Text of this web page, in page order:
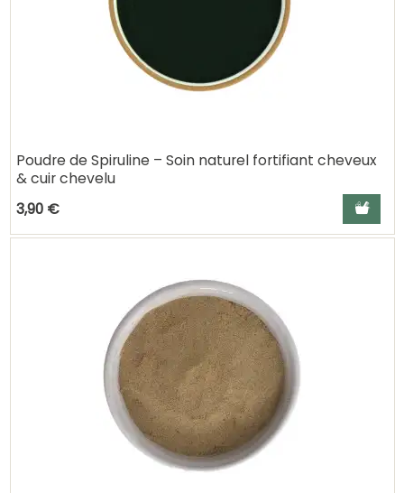
Poudre de Spiruline – Soin naturel fortifiant cheveux
& cuir chevelu
3,90 €
Ajouter